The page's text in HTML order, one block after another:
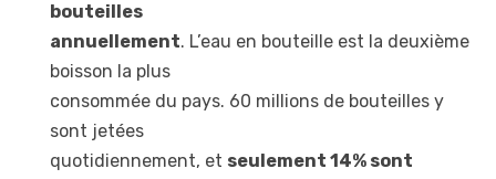
bouteilles
annuellement. L’eau en bouteille est la deuxième
boisson la plus
consommée du pays. 60 millions de bouteilles y
sont jetées
quotidiennement, et seulement 14% sont